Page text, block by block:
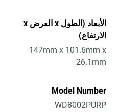
الأبعاد (الطول x العرض x
الارتفاع)
147mm x 101.6mm x
26.1mm
Model Number
WD8002PURP